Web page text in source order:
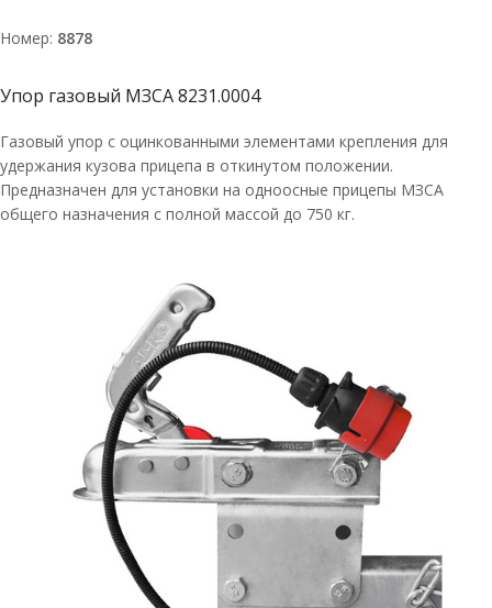
Номер: 8878
Упор газовый МЗСА 8231.0004
Газовый упор с оцинкованными элементами крепления для
удержания кузова прицепа в откинутом положении.
Предназначен для установки на одноосные прицепы МЗСА
общего назначения с полной массой до 750 кг.